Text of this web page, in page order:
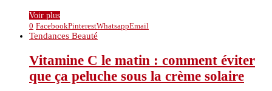
Voir plus
0 FacebookPinterestWhatsappEmail
Tendances Beauté
Vitamine C le matin : comment éviter
que ça peluche sous la crème solaire